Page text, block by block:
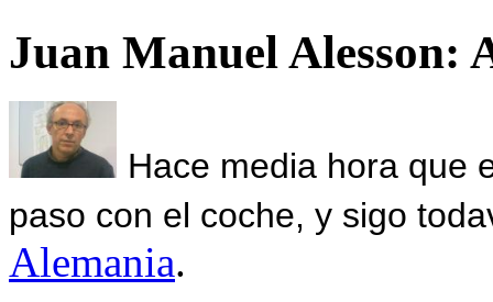
Juan Manuel Alesson:
Hace media hora que
paso con el coche, y sigo
Alemania.